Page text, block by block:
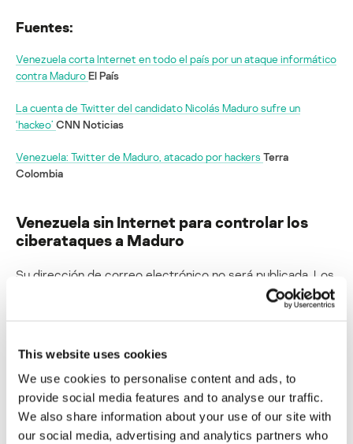
This website uses cookies
We use cookies to personalise content and ads, to
provide social media features and to analyse our traffic.
We also share information about your use of our site with
our social media, advertising and analytics partners who
Fuentes:
Venezuela corta Internet en todo el país por un ataque informático
contra MaduroEl País
La cuenta de Twitter del candidato Nicolás Maduro sufre un
‘hackeo’ CNN Noticias
Venezuela: Twitter de Maduro, atacado por hackers Terra
Colombia
Venezuela sin Internet para controlar los
ciberataques a Maduro
Su dirección de correo electrónico no será publicada. Los
Nombre* Correo electrónico *